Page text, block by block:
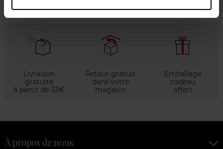
Livraison
gratuite
à partir de 55€
Retour gratuit
dans votre
magasin
Emballage
cadeau
offert
À propos de nous